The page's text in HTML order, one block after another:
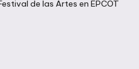
de las Artes en EPCOT